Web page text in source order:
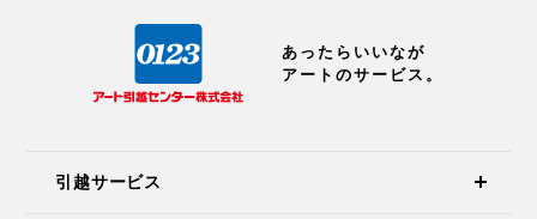
あったらいいなが
アートのサービス。
引越サービス